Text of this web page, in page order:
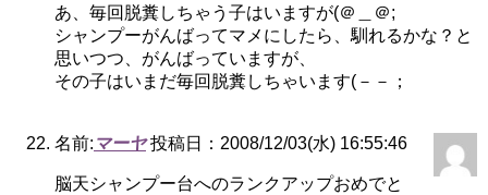
あ、毎回脱糞しちゃう子はいますが(＠＿＠;
シャンプーがんばってマメにしたら、馴れるかな？と
思いつつ、がんばっていますが、
その子はいまだ毎回脱糞しちゃいます(－－；
名前: マーヤ 投稿日：2008/12/03(水) 16:55:46
脳天シャンプー台へのランクアップおめでと